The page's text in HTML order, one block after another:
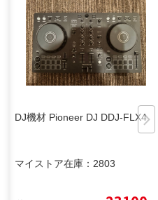
DJ機材 Pioneer DJ DDJ-FLX4
マイストア在庫： 2803